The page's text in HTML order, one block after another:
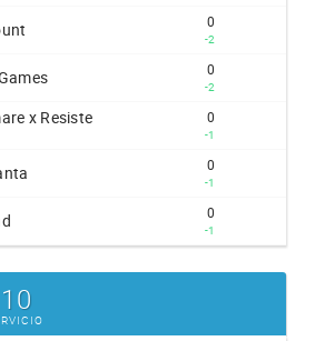
0
-2
0
-2
x Resiste 0
-1
0
-1
0
-1